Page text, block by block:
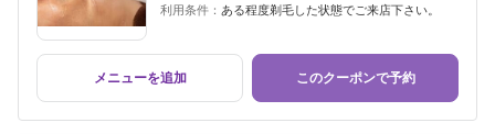
利用条件： ある程度剃毛した状態でご来店下さい。
メニューを追加 このクーポンで予約